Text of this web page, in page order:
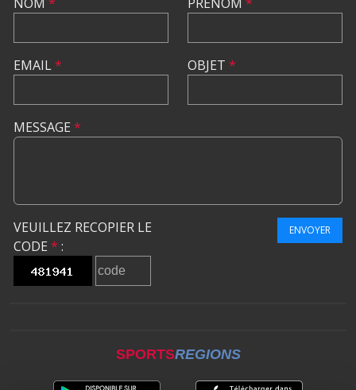
EMAIL* OBJET *
MESSAGE *
VEUILLEZ RECOPIER LE
CODE * :
ENVOYER
SPORTSREGIONS